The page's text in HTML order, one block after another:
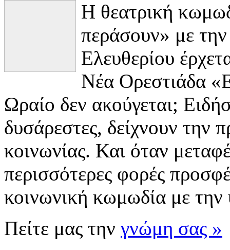
Η θεατρική
περάσουν» με
Ελευθερίου
Νέα Ορεστιάδα
Ωραίο δεν ακούγεται;
δυσάρεστες, δείχνουν την
κοινωνίας. Και όταν
περισσότερες φορές
κοινωνική κωμωδία με
Πείτε μας την γνώμη σας »